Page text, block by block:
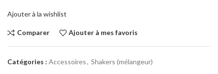
Ajouter à la wishlist
Comparer Ajouter à mes favoris
Catégories : Accessoires, Shakers (mélangeur)